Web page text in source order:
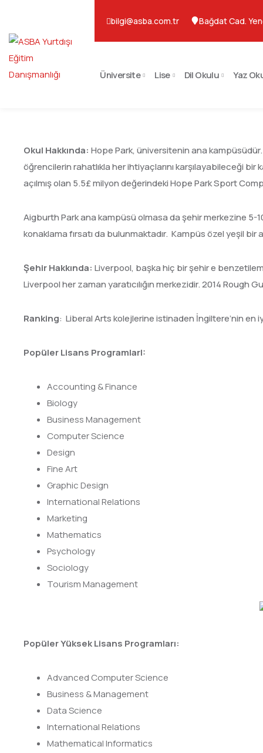
bilgi@asba.com.tr Bağdat Cad.
Üniversite Lise Dil Okulu Yaz
Okul Hakkında: Hope Park, üniversitenin ana
öğrencilerin rahatlıkla her ihtiyaçlarını karşılayabileceği
açılmış olan 5.5£ milyon değerindeki Hope Park Sport
Aigburth Park ana kampüsü olmasa da şehir merkezine 5-
konaklama fırsatı da bulunmaktadır. Kampüs özel yeşil
Şehir Hakkında: Liverpool, başka hiç bir şehir e
Liverpool her zaman yaratıcılığın merkezidir. 2014 Rough
Ranking: Liberal Arts kolejlerine istinaden İngiltere’nin en
Popüler Lisans ProgramlarI:
Accounting & Finance
Biology
Business Management
Computer Science
Design
Fine Art
Graphic Design
International Relations
Marketing
Mathematics
Psychology
Sociology
Tourism Management
Popüler Yüksek Lisans Programları:
Advanced Computer Science
Business & Management
Data Science
International Relations
Mathematical Informatics